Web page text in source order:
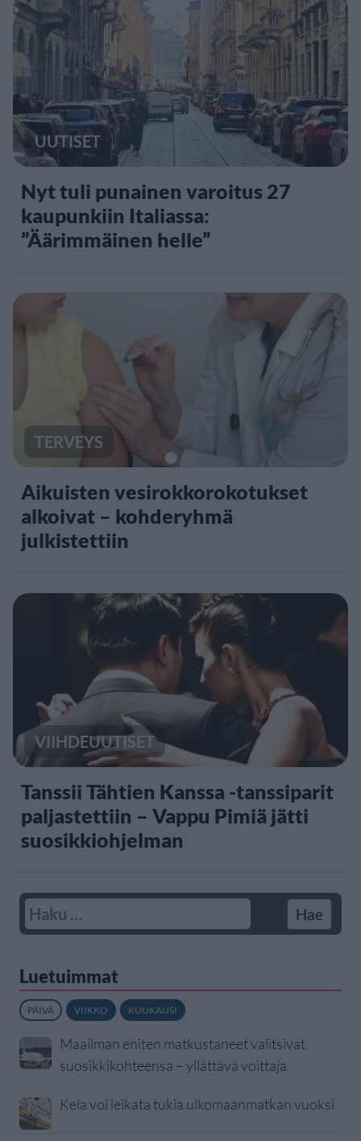
UUTISET
Nyt tuli punainen varoitus 27
kaupunkiin Italiassa:
”Äärimmäinen helle”
TERVEYS
Aikuisten vesirokkorokotukset
alkoivat – kohderyhmä
julkistettiin
VIIHDEUUTISET
Tanssii Tähtien Kanssa -tanssiparit
paljastettiin – Vappu Pimiä jätti
suosikkiohjelman
Luetuimmat
PÄIVÄ VIIKKO KUUKAUSI
Maailman eniten matkustaneet valitsivat
suosikkikohteensa – yllättävä voittaja
Kela voi leikata tukia ulkomaanmatkan vuoksi